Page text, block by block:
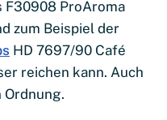
F30908 ProAroma
zum Beispiel der
HD 7697/90 Café
reichen kann. Auch
Ordnung.